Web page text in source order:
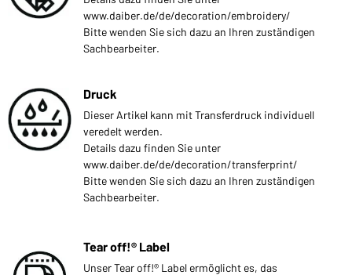
www.daiber.de/de/decoration/embroidery/
Bitte wenden Sie sich dazu an Ihren zuständigen
Sachbearbeiter.
Druck
Dieser Artikel kann mit Transferdruck individuell
veredelt werden.
Details dazu finden Sie unter
www.daiber.de/de/decoration/transferprint/
Bitte wenden Sie sich dazu an Ihren zuständigen
Sachbearbeiter.
Tear off!® Label
Unser Tear off!® Label ermöglicht es, das